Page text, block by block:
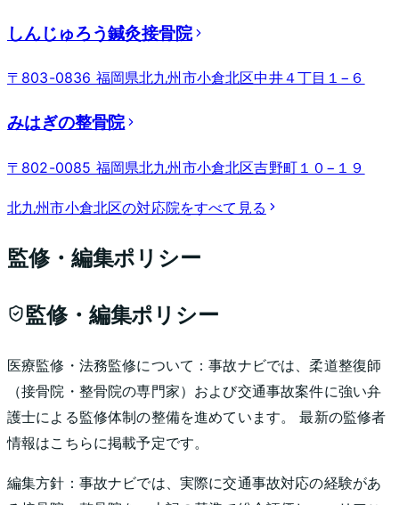
しんじゅろう鍼灸接骨院
〒803-0836 福岡県北九州市小倉北区中井４丁目１−６
みはぎの整骨院
〒802-0085 福岡県北九州市小倉北区吉野町１０−１９
北九州市小倉北区の対応院をすべて見る
監修・編集ポリシー
監修・編集ポリシー
医療監修・法務監修について：事故ナビでは、柔道整復師
（接骨院・整骨院の専門家）および交通事故案件に強い弁
護士による監修体制の整備を進めています。 最新の監修者
情報はこちらに掲載予定です。
編集方針： 事故ナビでは、実際に交通事故対応の経験があ